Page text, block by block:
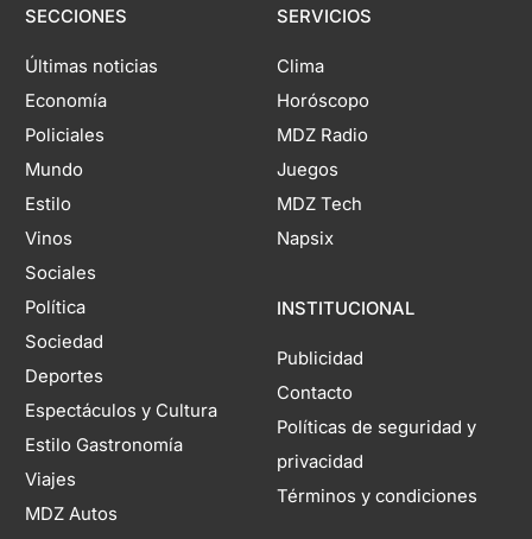
SECCIONES
Últimas noticias
Economía
Policiales
Mundo
Estilo
Vinos
Sociales
Política
Sociedad
Deportes
Espectáculos y Cultura
Estilo Gastronomía
Viajes
MDZ Autos
SERVICIOS
Clima
Horóscopo
MDZ Radio
Juegos
MDZ Tech
Napsix
INSTITUCIONAL
Publicidad
Contacto
Políticas de seguridad y
privacidad
Términos y condiciones